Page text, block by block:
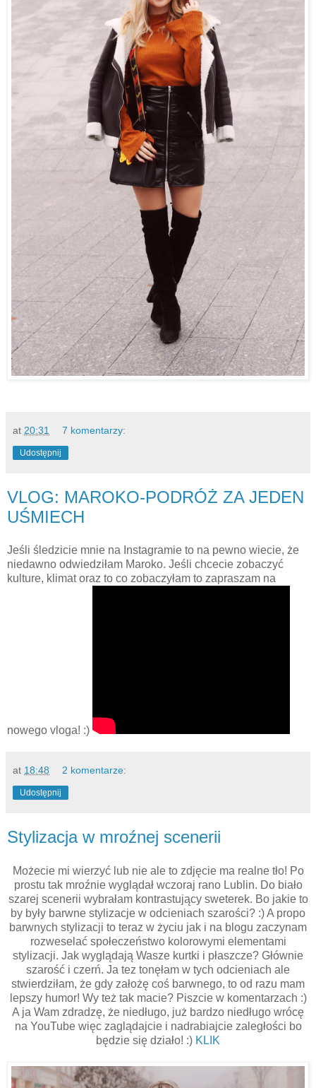
at 20:31 7 komentarzy:
Udostępnij
VLOG: MAROKO-PODRÓŻ ZA JEDEN
UŚMIECH
Jeśli śledzicie mnie na Instagramie to na pewno wiecie, że
niedawno odwiedziłam Maroko. Jeśli chcecie zobaczyć
kulture, klimat oraz to co zobaczyłam to zapraszam na
nowego vloga! :)
at 18:48 2 komentarze:
Udostępnij
Stylizacja w mroźnej scenerii
Możecie mi wierzyć lub nie ale to zdjęcie ma realne tło! Po
prostu tak mroźnie wyglądał wczoraj rano Lublin. Do biało
szarej scenerii wybrałam kontrastujący sweterek. Bo jakie to
by były barwne stylizacje w odcieniach szarości? :) A propo
barwnych stylizacji to teraz w życiu jak i na blogu zaczynam
rozweselać społeczeństwo kolorowymi elementami
stylizacji. Jak wyglądają Wasze kurtki i płaszcze? Głównie
szarość i czerń. Ja tez tonęłam w tych odcieniach ale
stwierdziłam, że gdy założę coś barwnego, to od razu mam
lepszy humor! Wy też tak macie? Piszcie w komentarzach :)
A ja Wam zdradzę, że niedługo, już bardzo niedługo wrócę
na YouTube więc zaglądajcie i nadrabiajcie zaległości bo
będzie się działo! :) KLIK